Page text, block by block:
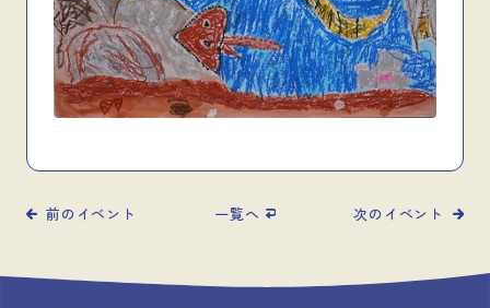
前のイベント 一覧へ 次のイベント